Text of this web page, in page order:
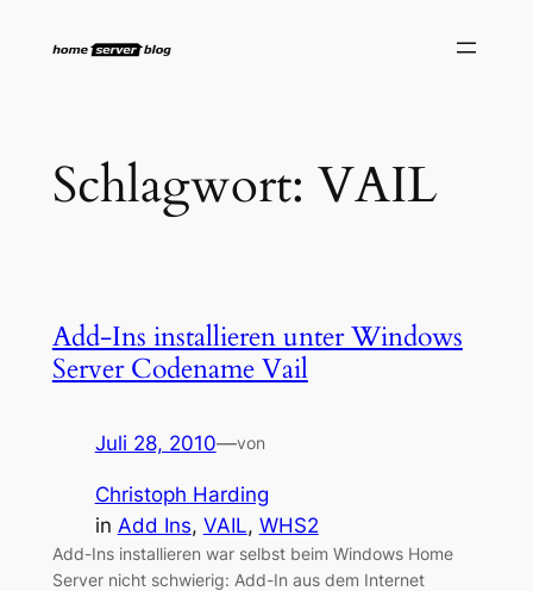
Inhalt
Schlagwort: VAIL
Add-Ins installieren unter Windows
Server Codename Vail
Juli 28, 2010—von
Christoph Harding
in Add Ins, VAIL, WHS2
Add-Ins installieren war selbst beim Windows Home
Server nicht schwierig: Add-In aus dem Internet